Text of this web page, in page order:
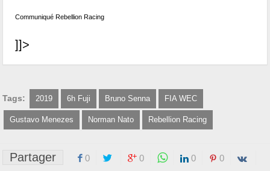
Communiqué Rebellion Racing
]]>
Tags: 2019 6h Fuji Bruno Senna FIA WEC
Gustavo Menezes Norman Nato Rebellion Racing
Partager 0 0 0 0